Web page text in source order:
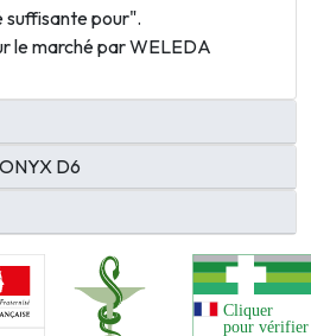
suffisante pour".
le marché par WELEDA
D6